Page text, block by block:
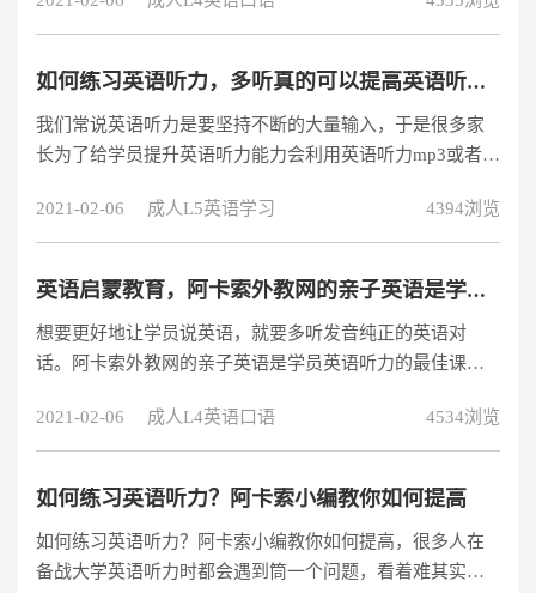
如何练习英语听力，多听真的可以提高英语听力吗？
我们常说英语听力是要坚持不断的大量输入，于是很多家
长为了给学员提升英语听力能力会利用英语听力mp3或者是
来说并不一定是好事，反而会让学员觉得反感和枯燥等
等，那么我们如何进行有效的英语听力提高呢?
2021-02-06 成人L5英语学习 4394浏览
英语启蒙教育，阿卡索外教网的亲子英语是学员英语听力的最佳课程
想要更好地让学员说英语，就要多听发音纯正的英语对
话。阿卡索外教网的亲子英语是学员英语听力的最佳课
对话、听故事、读原著。
2021-02-06 成人L4英语口语 4534浏览
如何练习英语听力？阿卡索小编教你如何提高
如何练习英语听力？阿卡索小编教你如何提高，很多人在
备战大学英语听力时都会遇到筒一个问题，看着难其实也